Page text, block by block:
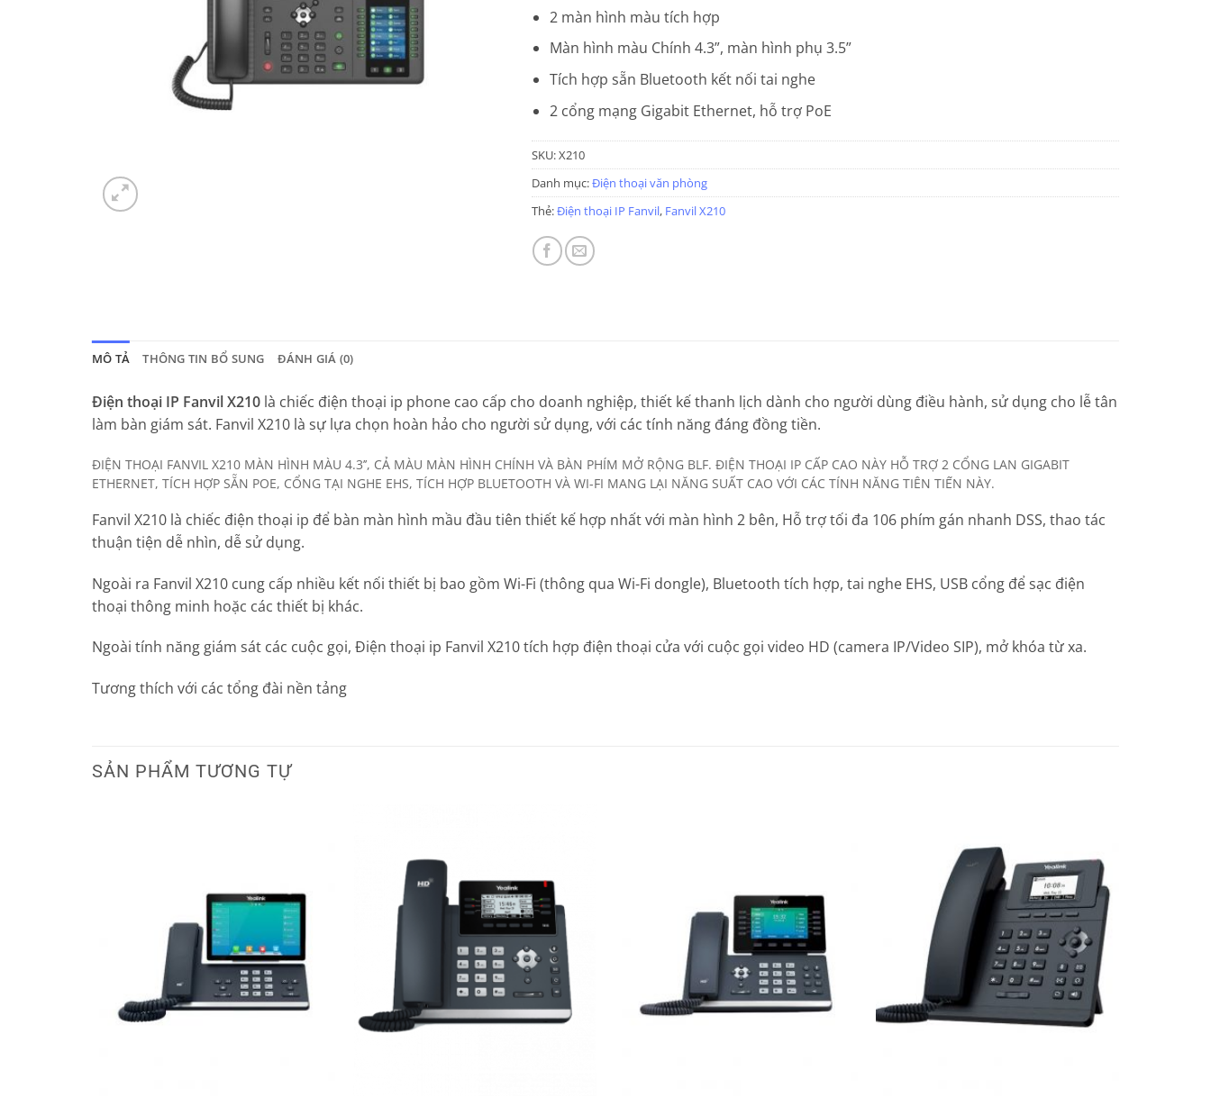
2 màn hình màu tích hợp
Màn hình màu Chính 4.3”, màn hình phụ 3.5”
Tích hợp sẵn Bluetooth kết nối tai nghe
2 cổng mạng Gigabit Ethernet, hỗ trợ PoE
SKU:X210
Danh mục:Điện thoại văn phòng
Thẻ:Điện thoại IP Fanvil, Fanvil X210
MÔ TẢ THÔNG TIN BỔ SUNG ĐÁNH GIÁ (0)
Điện thoại IP Fanvil X210 là chiếc điện thoại ip phone cao cấp cho doanh nghiệp, thiết kế thanh lịch dành cho người dùng điều hành, sử dụng cho lễ tân
làm bàn giám sát. Fanvil X210 là sự lựa chọn hoàn hảo cho người sử dụng, với các tính năng đáng đồng tiền.
ĐIỆN THOẠI FANVIL X210 MÀN HÌNH MÀU 4.3’’, CẢ MÀU MÀN HÌNH CHÍNH VÀ BÀN PHÍM MỞ RỘNG BLF. ĐIỆN THOẠI IP CẤP CAO NÀY HỖ TRỢ 2 CỔNG LAN GIGABIT
ETHERNET, TÍCH HỢP SẴN POE, CỔNG TẠI NGHE EHS, TÍCH HỢP BLUETOOTH VÀ WI-FI MANG LẠI NĂNG SUẤT CAO VỚI CÁC TÍNH NĂNG TIÊN TIẾN NÀY.
Fanvil X210 là chiếc điện thoại ip để bàn màn hình mầu đầu tiên thiết kế hợp nhất với màn hình 2 bên, Hỗ trợ tối đa 106 phím gán nhanh DSS, thao tác
thuận tiện dễ nhìn, dễ sử dụng.
Ngoài ra Fanvil X210 cung cấp nhiều kết nối thiết bị bao gồm Wi-Fi (thông qua Wi-Fi dongle), Bluetooth tích hợp, tai nghe EHS, USB cổng để sạc điện
thoại thông minh hoặc các thiết bị khác.
Ngoài tính năng giám sát các cuộc gọi, Điện thoại ip Fanvil X210 tích hợp điện thoại cửa với cuộc gọi video HD (camera IP/Video SIP), mở khóa từ xa.
Tương thích với các tổng đài nền tảng
SẢN PHẨM TƯƠNG TỰ